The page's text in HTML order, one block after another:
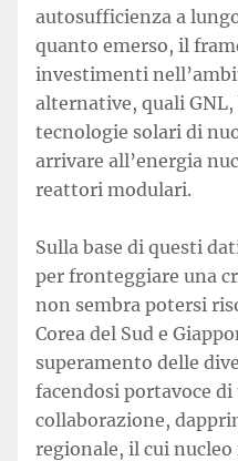
autosufficienza a
quanto emerso, il
investimenti
alternative, quali
tecnologie solari di
arrivare all’energia
reattori modulari.
Sulla base di questi
per fronteggiare una
non sembra potersi
Corea del Sud e
superamento delle
facendosi portavoce
collaborazione,
regionale, il cui